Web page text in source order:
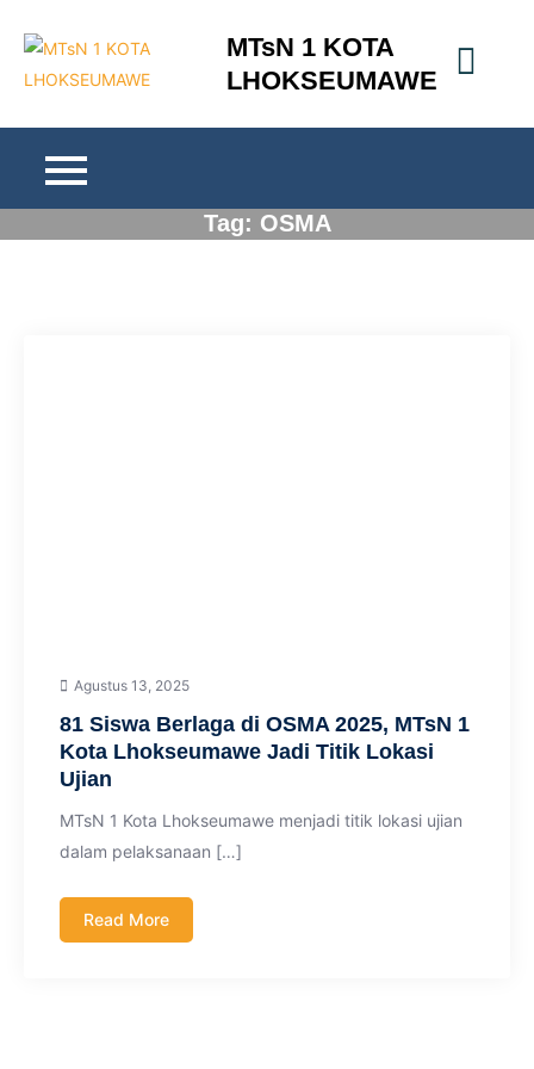
content
MTsN 1 KOTA
LHOKSEUMAWE
Tag: OSMA
Agustus 13, 2025
81 Siswa Berlaga di OSMA 2025, MTsN 1
Kota Lhokseumawe Jadi Titik Lokasi
Ujian
MTsN 1 Kota Lhokseumawe menjadi titik lokasi ujian
dalam pelaksanaan […]
Read More